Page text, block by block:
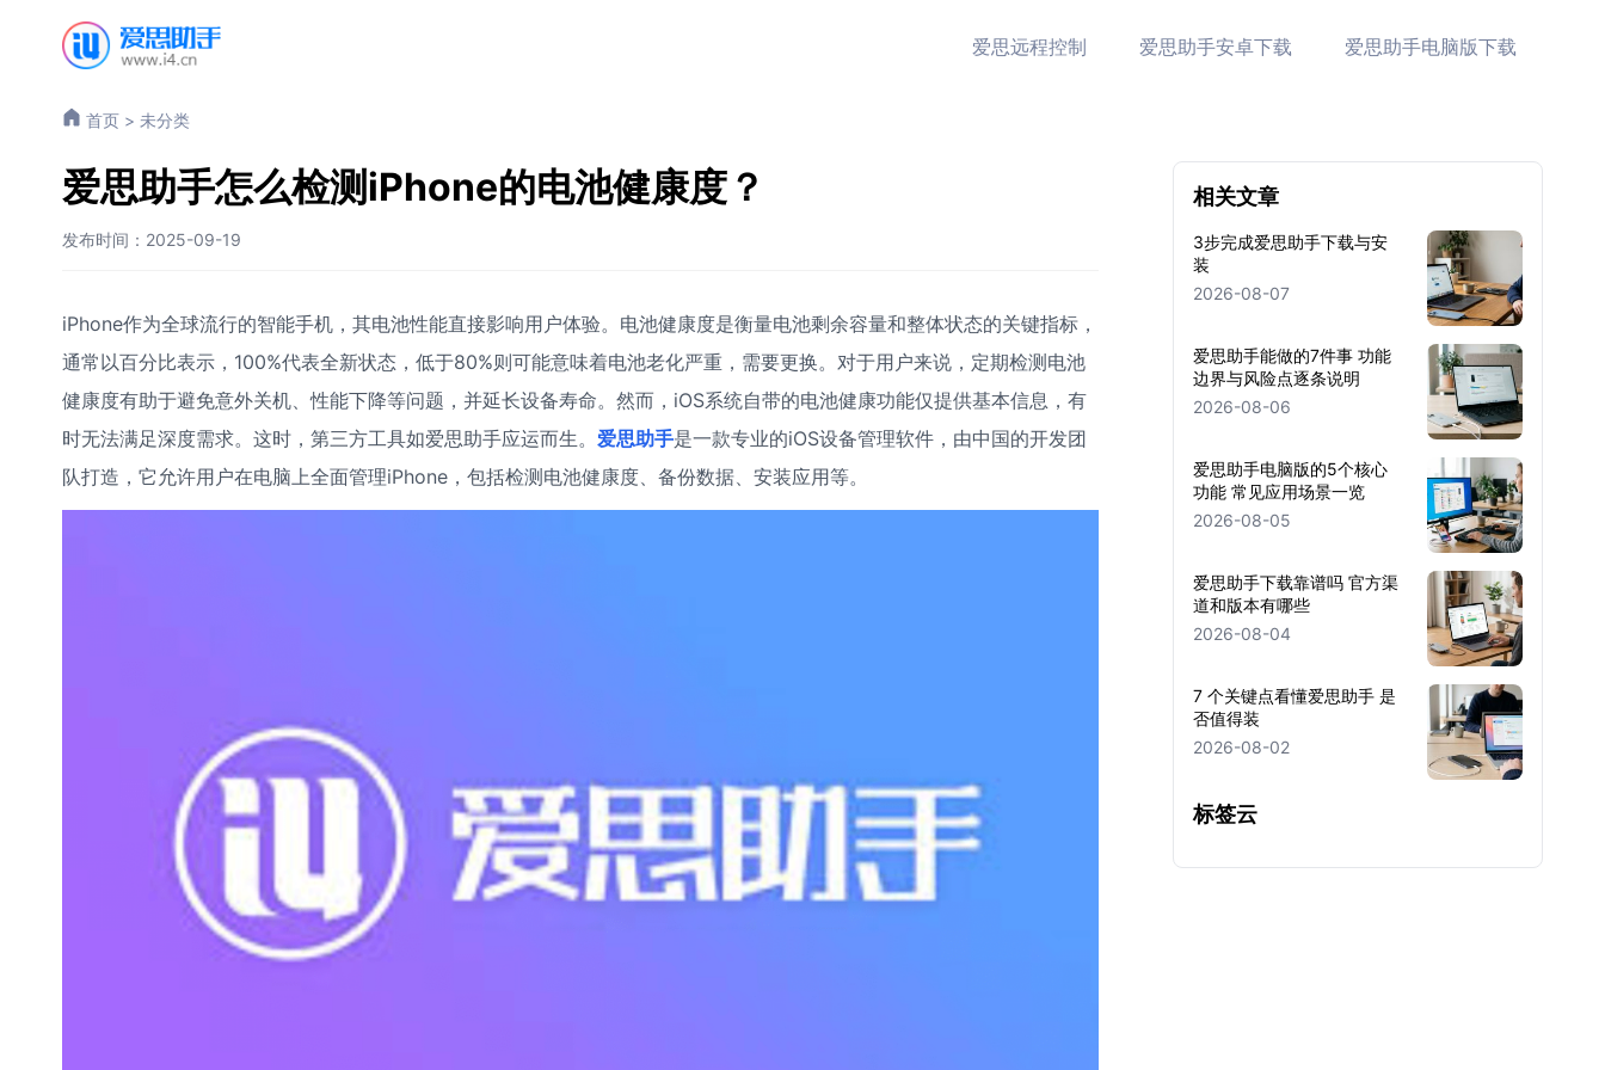
爱思远程控制 爱思助手安卓下载 爱思助手电脑版下载
首页 > 未分类
爱思助手怎么检测iPhone的电池健康度？
发布时间：2025-09-19
iPhone作为全球流行的智能手机，其电池性能直接影响用户体验。电池健康度是衡量电池剩余容量和整体状态的关键指标，
通常以百分比表示，100%代表全新状态，低于80%则可能意味着电池老化严重，需要更换。对于用户来说，定期检测电池
健康度有助于避免意外关机、性能下降等问题，并延长设备寿命。然而，iOS系统自带的电池健康功能仅提供基本信息，有
时无法满足深度需求。这时，第三方工具如爱思助手应运而生。 爱思助手是一款专业的iOS设备管理软件，由中国的开发团
队打造，它允许用户在电脑上全面管理iPhone，包括检测电池健康度、备份数据、安装应用等。
相关文章
3步完成爱思助手下载与安
装
2026-08-07
爱思助手能做的7件事 功能
边界与风险点逐条说明
2026-08-06
爱思助手电脑版的5个核心
功能 常见应用场景一览
2026-08-05
爱思助手下载靠谱吗 官方渠
道和版本有哪些
2026-08-04
7 个关键点看懂爱思助手 是
否值得装
2026-08-02
标签云